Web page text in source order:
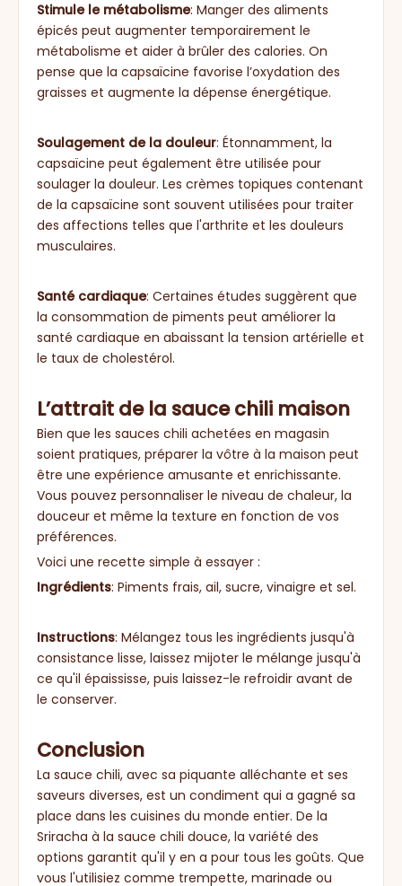
Stimule le métabolisme: Manger des aliments
épicés peut augmenter temporairement le
métabolisme et aider à brûler des calories. On
pense que la capsaïcine favorise l’oxydation des
graisses et augmente la dépense énergétique.
Soulagement de la douleur: Étonnamment, la
capsaïcine peut également être utilisée pour
soulager la douleur. Les crèmes topiques contenant
de la capsaïcine sont souvent utilisées pour traiter
des affections telles que l'arthrite et les douleurs
musculaires.
Santé cardiaque: Certaines études suggèrent que
la consommation de piments peut améliorer la
santé cardiaque en abaissant la tension artérielle et
le taux de cholestérol.
L’attrait de la sauce chili maison
Bien que les sauces chili achetées en magasin
soient pratiques, préparer la vôtre à la maison peut
être une expérience amusante et enrichissante.
Vous pouvez personnaliser le niveau de chaleur, la
douceur et même la texture en fonction de vos
préférences.
Voici une recette simple à essayer :
Ingrédients: Piments frais, ail, sucre, vinaigre et sel.
Instructions: Mélangez tous les ingrédients jusqu'à
consistance lisse, laissez mijoter le mélange jusqu'à
ce qu'il épaississe, puis laissez-le refroidir avant de
le conserver.
Conclusion
La sauce chili, avec sa piquante alléchante et ses
saveurs diverses, est un condiment qui a gagné sa
place dans les cuisines du monde entier. De la
Sriracha à la sauce chili douce, la variété des
options garantit qu'il y en a pour tous les goûts. Que
vous l'utilisiez comme trempette, marinade ou